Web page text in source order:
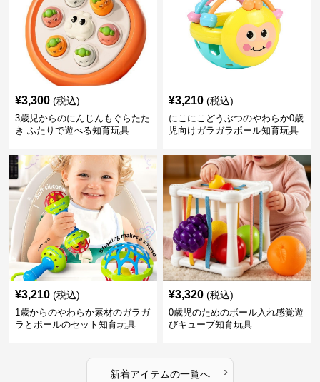
¥3,300 (税込)
3歳児からのにんじんもぐらたた
き ふたりで遊べる知育玩具
¥3,210 (税込)
にこにこどうぶつのやわらか0歳
児向けガラガラボール知育玩具
¥3,210 (税込)
1歳からのやわらか素材のガラガ
ラとボールのセット知育玩具
¥3,320 (税込)
0歳児のためのボール入れ感覚遊
びキューブ知育玩具
新着アイテムの一覧へ ›